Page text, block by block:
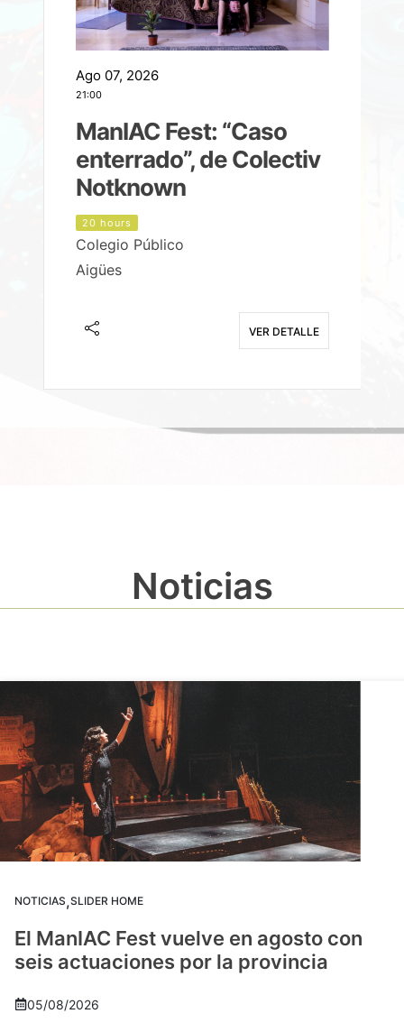
Ago 07, 2026
21:00
ManIAC Fest: “Caso
enterrado”, de Colectiv
Notknown
20 hours
Colegio Público
Aigües
VER DETALLE
Noticias
NOTICIAS,SLIDER HOME
El ManIAC Fest vuelve en agosto con
seis actuaciones por la provincia
05/08/2026